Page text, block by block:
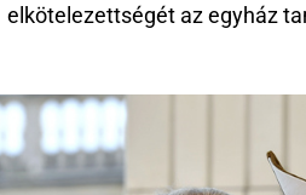
elkötelezettségét az egyház